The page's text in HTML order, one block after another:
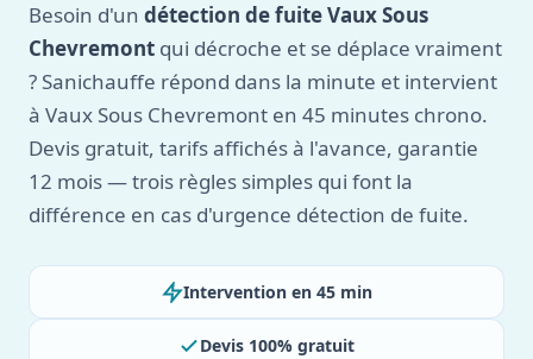
Besoin d'un détection de fuite Vaux Sous
Chevremont qui décroche et se déplace vraiment
? Sanichauffe répond dans la minute et intervient
à Vaux Sous Chevremont en 45 minutes chrono.
Devis gratuit, tarifs affichés à l'avance, garantie
12 mois — trois règles simples qui font la
différence en cas d'urgence détection de fuite.
Intervention en 45 min
Devis 100% gratuit